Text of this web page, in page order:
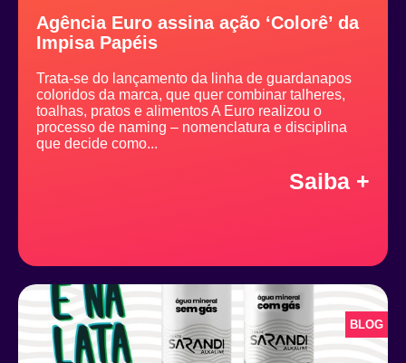
Agência Euro assina ação ‘Colorê’ da
Impisa Papéis
Trata-se do lançamento da linha de guardanapos
coloridos da marca, que quer combinar talheres,
toalhas, pratos e alimentos A Euro realizou o
processo de naming – nomenclatura e disciplina
que decide como...
Saiba +
BLOG